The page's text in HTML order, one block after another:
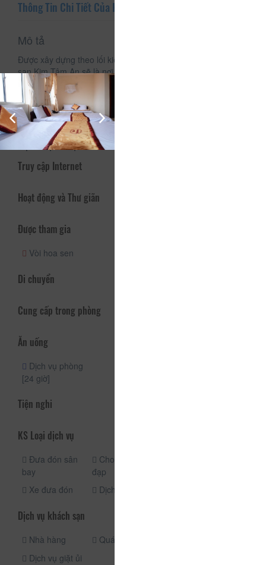
Thông Tin Chi Tiết Của Kim Tâm An 1
Mô tả
Được xây dựng theo lối kiến trúc hiện đại và tinh tế, khách
sạn Kim Tâm An sẽ là nơi lý tưởng để quý khách tổ chức các
buổi tiệc cưới, hội nghị, gala dinner...Với những chương trình
khuyến mãi trong mùa cưới, sẽ chắp cánh thêm niềm vui cho
các đôi bạn trẻ trong ngày trọng đại của mình.
Dịch vụ - Tiện ích
Truy cập Internet
Hoạt động và Thư giãn
Được tham gia
Vòi hoa sen
Di chuyển
Cung cấp trong phòng
Ăn uống
Dịch vụ phòng
[24 giờ]
Tiện nghi
KS Loại dịch vụ
Đưa đón sân
bay
Cho thuê xe
đạp
Xe đưa đón
Dịch vụ taxi
Dịch vụ khách sạn
Nhà hàng Quán cà phê
Dịch vụ giặt ủi